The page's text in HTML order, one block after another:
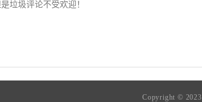
Copyright © 2023